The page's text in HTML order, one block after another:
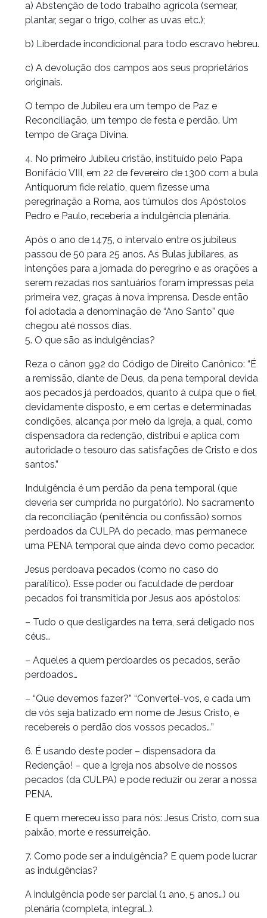
a) Abstenção de todo trabalho agrícola (semear,
plantar, segar o trigo, colher as uvas etc.);
b) Liberdade incondicional para todo escravo hebreu.
c) A devolução dos campos aos seus proprietários
originais.
O tempo de Jubileu era um tempo de Paz e
Reconciliação, um tempo de festa e perdão. Um
tempo de Graça Divina.
4. No primeiro Jubileu cristão, instituído pelo Papa
Bonifácio VIII, em 22 de fevereiro de 1300 com a bula
Antiquorum fide relatio, quem fizesse uma
peregrinação a Roma, aos túmulos dos Apóstolos
Pedro e Paulo, receberia a indulgência plenária.
Após o ano de 1475, o intervalo entre os jubileus
passou de 50 para 25 anos. As Bulas jubilares, as
intenções para a jornada do peregrino e as orações a
serem rezadas nos santuários foram impressas pela
primeira vez, graças à nova imprensa. Desde então
foi adotada a denominação de “Ano Santo” que
chegou até nossos dias.
5. O que são as indulgências?
Reza o cânon 992 do Código de Direito Canônico: “É
a remissão, diante de Deus, da pena temporal devida
aos pecados já perdoados, quanto à culpa que o fiel,
devidamente disposto, e em certas e determinadas
condições, alcança por meio da Igreja, a qual, como
dispensadora da redenção, distribui e aplica com
autoridade o tesouro das satisfações de Cristo e dos
santos.”
Indulgência é um perdão da pena temporal (que
deveria ser cumprida no purgatório). No sacramento
da reconciliação (penitência ou confissão) somos
perdoados da CULPA do pecado, mas permanece
uma PENA temporal que ainda devo como pecador.
Jesus perdoava pecados (como no caso do
paralítico). Esse poder ou faculdade de perdoar
pecados foi transmitida por Jesus aos apóstolos:
– Tudo o que desligardes na terra, será deligado nos
céus…
– Aqueles a quem perdoardes os pecados, serão
perdoados…
– “Que devemos fazer?” “Convertei-vos, e cada um
de vós seja batizado em nome de Jesus Cristo, e
recebereis o perdão dos vossos pecados…”
6. É usando deste poder – dispensadora da
Redenção! – que a Igreja nos absolve de nossos
pecados (da CULPA) e pode reduzir ou zerar a nossa
PENA.
E quem mereceu isso para nós: Jesus Cristo, com sua
paixão, morte e ressurreição.
7. Como pode ser a indulgência? E quem pode lucrar
as indulgências?
A indulgência pode ser parcial (1 ano, 5 anos…) ou
plenária (completa, integral…).